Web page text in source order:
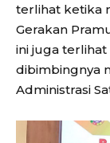
terlihat ketika
Gerakan
ini juga terlihat
dibimbingnya
Administrasi